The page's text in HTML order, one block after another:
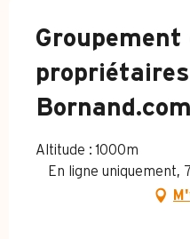
Groupement
Bornand.com
Altitude : 1000m
En ligne uniquement,